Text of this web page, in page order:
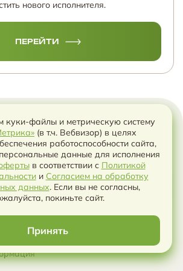
нового исполнителя.
ПЕРЕЙТИ
куки-файлы и метрическую систему
(в т.ч. Вебвизор) в целях
работоспособности сайта,
данные для исполнения
в соответствии с Политикой
и Согласием на обработку
данных. Если вы не согласны,
покиньте сайт.
Принять
Чат с ИИ